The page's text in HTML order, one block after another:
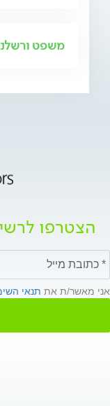
משפט
הצטרפו
אני מאשר/ת את תנאי